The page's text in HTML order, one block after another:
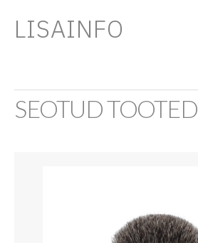
LISAINFO
SEOTUD TOOTED